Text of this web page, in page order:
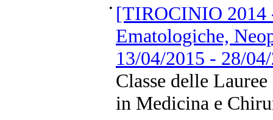
• [TIROCINIO 2014
Ematologiche,
13/04/2015 - 28/
Classe delle
in Medicina e